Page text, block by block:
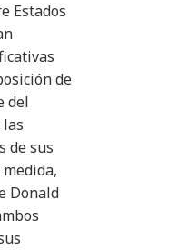
Estados
de
del
de sus
Donald